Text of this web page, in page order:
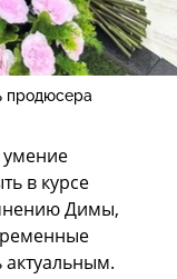
продюсера
в курсе
Димы,
актуальным.